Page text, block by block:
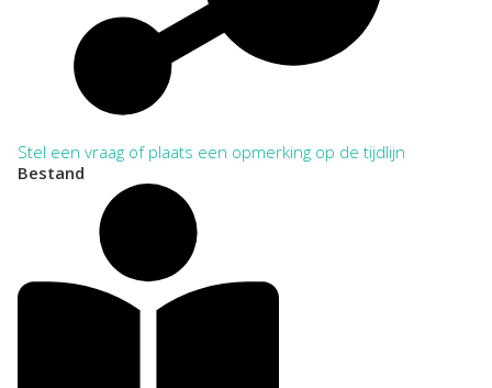
Stel een vraag of plaats een opmerking op de tijdlijn
Bestand